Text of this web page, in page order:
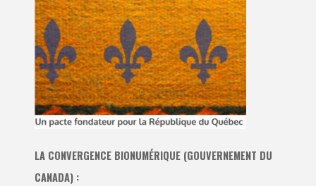
LA CONVERGENCE BIONUMÉRIQUE (GOUVERNEMENT DU
CANADA) :